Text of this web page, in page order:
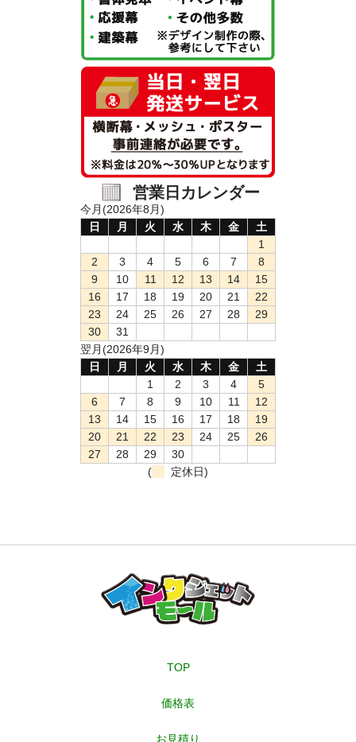
営業日カレンダー
今月(2026年8月)
日
月 火 水 木 金
土
1
2
3 4 5 6 7
8
9
10 11 12 13 14
15
16
17 18 19 20 21
22
23
24 25 26 27 28
29
30
31
翌月(2026年9月)
日
月 火 水 木 金
土
1
2 3 4
5
6
7 8 9 10 11
12
13
14 15 16 17 18
19
20
21 22 23 24 25
26
27
28 29
30
(
定休日)
TOP
価格表
お見積り